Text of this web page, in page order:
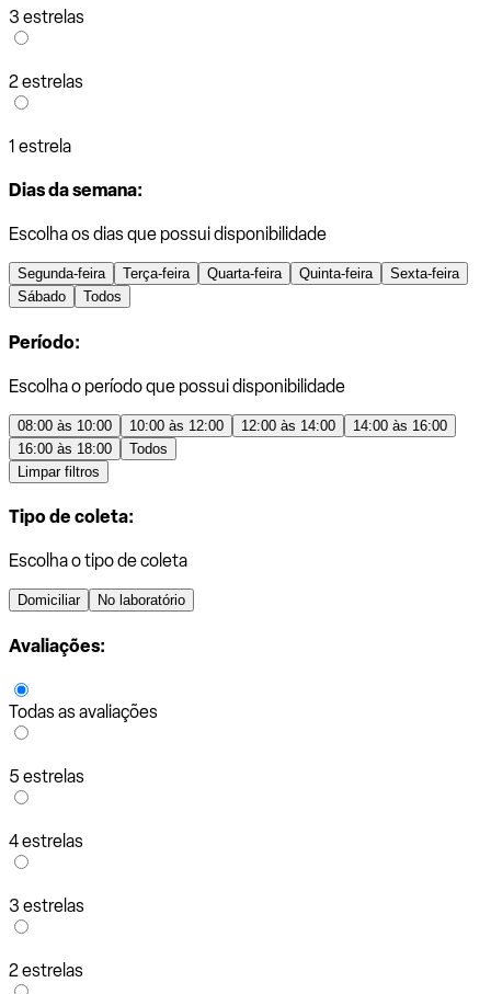
3 estrelas
2 estrelas
1 estrela
Dias da semana:
Escolha os dias que possui disponibilidade
Segunda-feira Terça-feira Quarta-feira Quinta-feira
Sexta-feira
Sábado
Todos
Período:
Escolha o período que possui disponibilidade
08:00 às 10:00 10:00 às 12:00 12:00 às 14:00
14:00 às 16:00
16:00 às 18:00
Todos
Limpar filtros
Tipo de coleta:
Escolha o tipo de coleta
Domiciliar No laboratório
Avaliações:
Todas as avaliações
5 estrelas
4 estrelas
3 estrelas
2 estrelas